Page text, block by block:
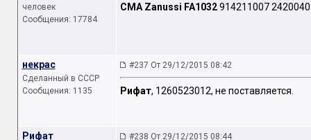
человек
Сообщения: 17784
СМА Zanussi FA1032914211007
некрас
Сделанный в СССР
Сообщения: 1135
#237 От 29/12/2015 08:42
Рифат, 1260523012, не поставляется.
Рифат #238 От 29/12/2015 08:44